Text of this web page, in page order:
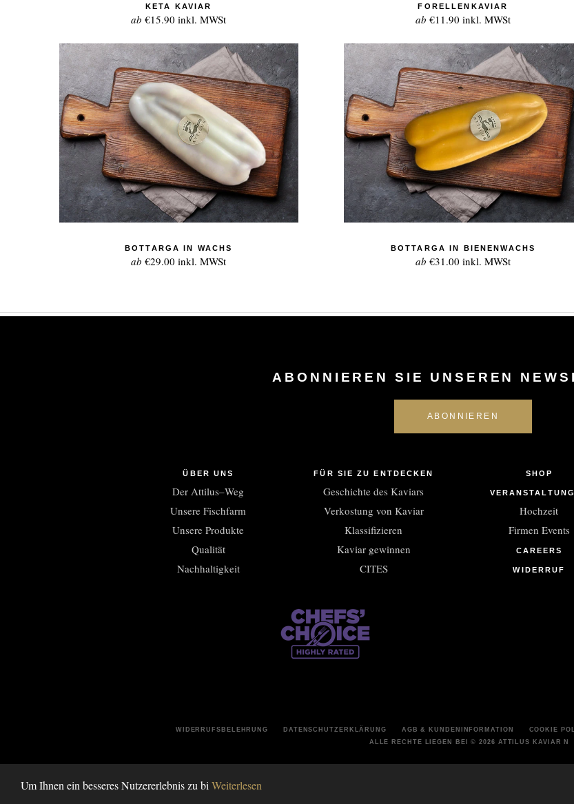
Um Ihnen ein besseres Nutzererlebnis zu bi Weiterlesen
KETA KAVIAR
ab €15.90 inkl. MWSt
FORELLENKAVIAR
ab €11.90 inkl. MWSt
BOTTARGA IN WACHS
ab €29.00 inkl. MWSt
BOTTARGA IN BIENENWACHS
ab €31.00 inkl. MWSt
ABONNIEREN SIE UNSEREN
ÜBER UNS
Der Attilus–Weg
Unsere Fischfarm
Unsere Produkte
Qualität
Nachhaltigkeit
FÜR SIE ZU ENTDECKEN
Geschichte des Kaviars
Verkostung von Kaviar
Klassifizieren
Kaviar gewinnen
CITES
SHOP
Hochzeit
Firmen Events
CAREERS
WIDERRUF
WIDERRUFSBELEHRUNG DATENSCHUTZERKLÄRUNG AGB & KUNDENINFORMATION COOKIE
ALLE RECHTE LIEGEN BEI
© 2026 ATTILUS KAVIAR N